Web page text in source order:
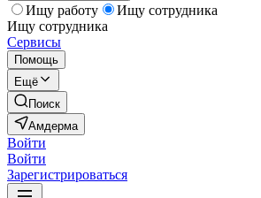
Ищу работу
Ищу сотрудника
Ищу сотрудника
Сервисы
Помощь
Ещё
Поиск
Амдерма
Войти
Войти
Зарегистрироваться